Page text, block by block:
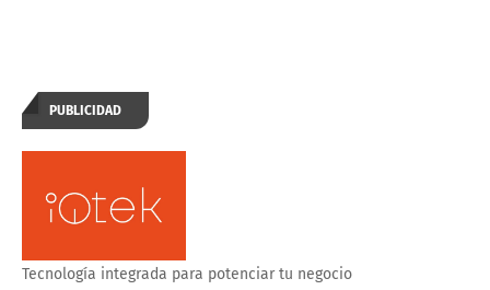
PUBLICIDAD
Tecnología integrada para potenciar tu negocio